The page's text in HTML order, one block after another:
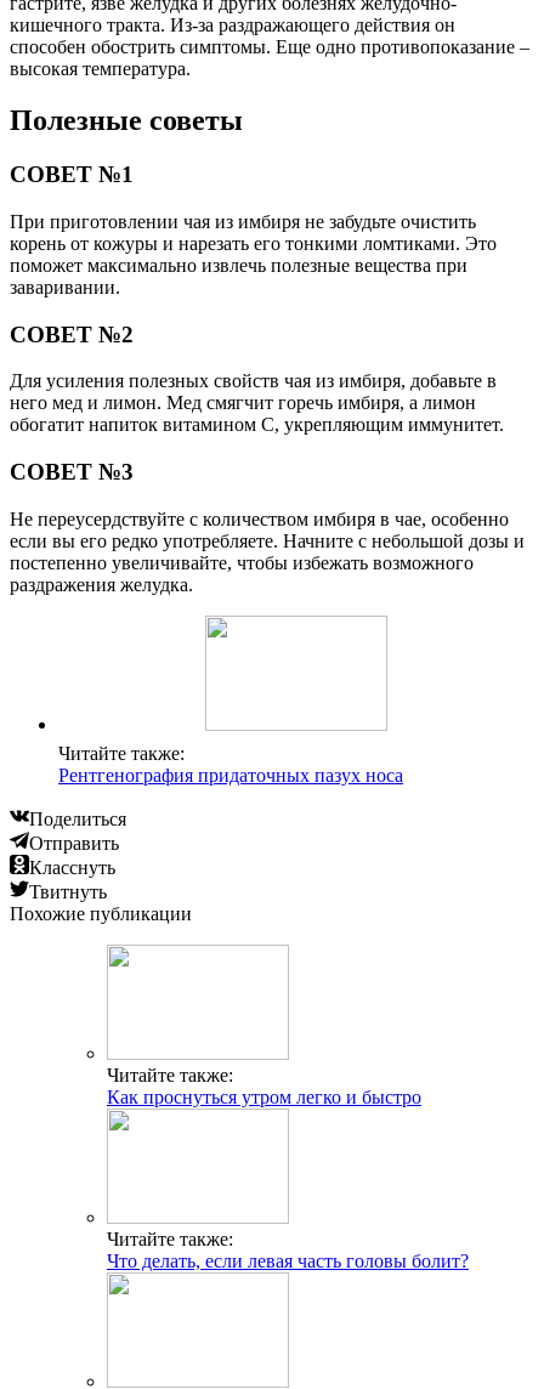
кишечного тракта. Из-за раздражающего действия он
способен обострить симптомы. Еще одно противопоказание –
высокая температура.
Полезные советы
СОВЕТ №1
При приготовлении чая из имбиря не забудьте очистить
корень от кожуры и нарезать его тонкими ломтиками. Это
поможет максимально извлечь полезные вещества при
заваривании.
СОВЕТ №2
Для усиления полезных свойств чая из имбиря, добавьте в
него мед и лимон. Мед смягчит горечь имбиря, а лимон
обогатит напиток витамином C, укрепляющим иммунитет.
СОВЕТ №3
Не переусердствуйте с количеством имбиря в чае, особенно
если вы его редко употребляете. Начните с небольшой дозы и
постепенно увеличивайте, чтобы избежать возможного
раздражения желудка.
Читайте также:
Рентгенография придаточных пазух носа
Поделиться
Отправить
Класснуть
Твитнуть
Похожие публикации
Читайте также:
Как проснуться утром легко и быстро
Читайте также:
Что делать, если левая часть головы болит?